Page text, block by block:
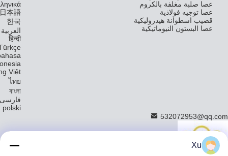
عصا صلبة مغلفة بالكروم
عصا توجيه فولاذية
قضيب اسطوانة هيدروليكية
عصا البستون النيوماتيكية
日本語
한국
العربية
हिन्दी
Việt
ไทย
বাংলা
فارسی
polski
532072953@qq.com
Xu